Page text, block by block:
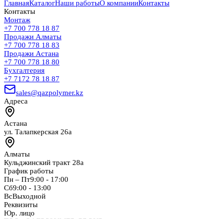
ГлавнаяКаталогНаши работыО компанииКонтакты
Контакты
Монтаж
+7 700 778 18 87
Продажи Алматы
+7 700 778 18 83
Продажи Астана
+7 700 778 18 80
Бухгалтерия
+7 7172 78 18 87
sales@qazpolymer.kz
Адреса
Астана
ул. Талапкерская 26а
Алматы
Кульджинский тракт 28а
График работы
Пн – Пт9:00 - 17:00
Сб9:00 - 13:00
ВсВыходной
Реквизиты
Юр. лицо